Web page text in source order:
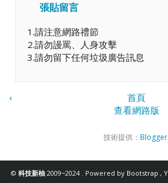
張貼留言
1.請注意網路禮節
2.請勿謾罵、人身攻擊
3.請勿留下任何垃圾廣告訊息
‹
首頁
查看網路版
技術提供： Blogger
© 科技新柚 2009~2024 . Powered by Bootstrap ,